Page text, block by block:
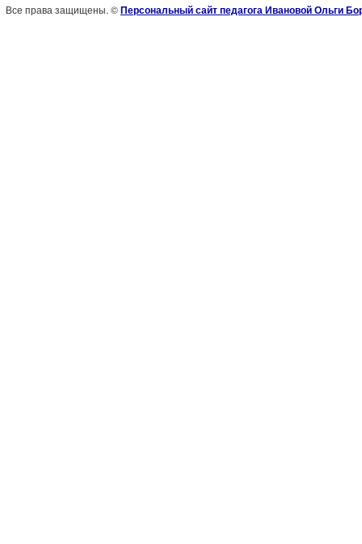
Все права защищены. ©Персональный сайт педагога Ивановой Ольги